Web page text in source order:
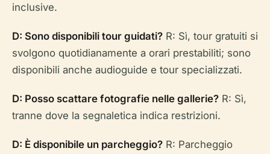
inclusive.
D: Sono disponibili tour guidati? R: Sì, tour gratuiti si
svolgono quotidianamente a orari prestabiliti; sono
disponibili anche audioguide e tour specializzati.
D: Posso scattare fotografie nelle gallerie? R: Sì,
tranne dove la segnaletica indica restrizioni.
D: È disponibile un parcheggio? R: Parcheggio